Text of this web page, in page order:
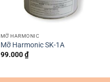
MỠ HARMONIC
Mỡ Harmonic SK-1A
99.000₫